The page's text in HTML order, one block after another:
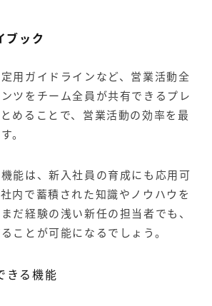
ブック
用ガイドラインなど、営業活動全
ツをチーム全員が共有できるプレ
めることで、営業活動の効率を最
。
能は、新入社員の育成にも応用可
内で蓄積された知識やノウハウを
だ経験の浅い新任の担当者でも、
ことが可能になるでしょう。
きる機能